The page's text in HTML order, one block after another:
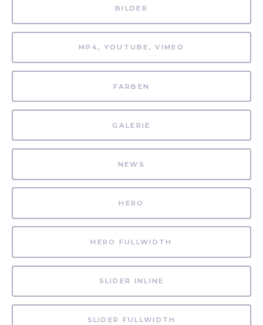
BILDER
MP4, YOUTUBE, VIMEO
FARBEN
GALERIE
NEWS
HERO
HERO FULLWIDTH
SLIDER INLINE
SLIDER FULLWIDTH